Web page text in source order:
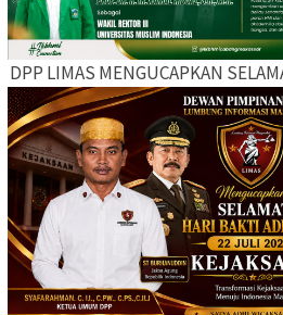
DPP LIMAS MENGUCAPKAN